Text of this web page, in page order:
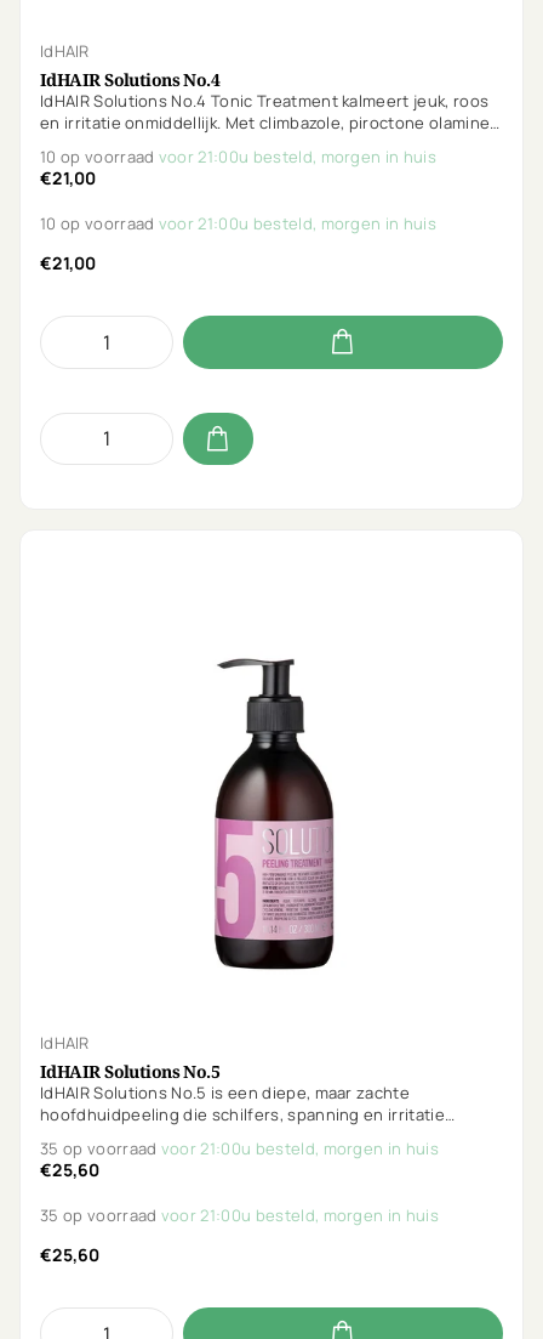
IdHAIR
IdHAIR Solutions No.4
IdHAIR Solutions No.4 Tonic Treatment kalmeert jeuk, roos
en irritatie onmiddellijk. Met climbazole, piroctone olamine,
Ongeparfumeerd en ideaal voor gevoelige hoofdhuiden.
10 op voorraad voor 21:00u besteld, morgen in huis
€21,00
10 op voorraad voor 21:00u besteld, morgen in huis
€21,00
IdHAIR
IdHAIR Solutions No.5
IdHAIR Solutions No.5 is een diepe, maar zachte
hoofdhuidpeeling die schilfers, spanning en irritatie
piroctone olamine. Vegan, parfumvrij en ideaal voor
gevoelige hoofdhuid.
35 op voorraad voor 21:00u besteld, morgen in huis
€25,60
35 op voorraad voor 21:00u besteld, morgen in huis
€25,60